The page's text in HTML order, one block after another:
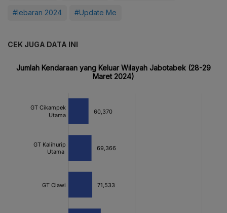
#lebaran 2024 #Update Me
CEK JUGA DATA INI